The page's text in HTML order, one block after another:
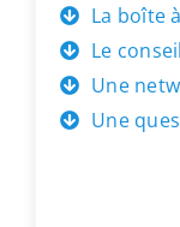
La boîte
Le
Une
Une